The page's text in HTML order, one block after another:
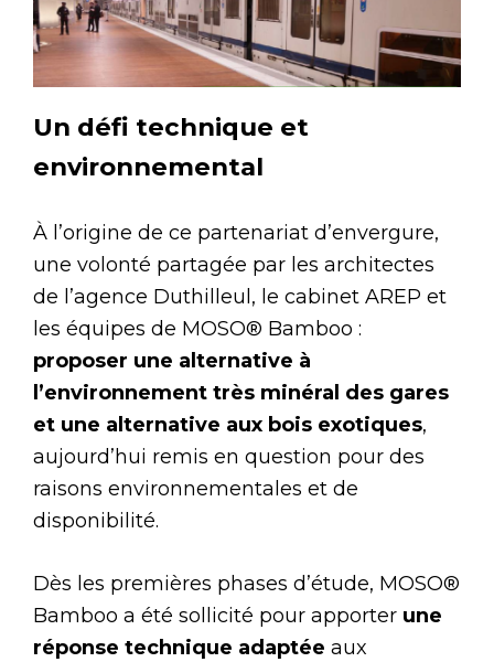
Un défi technique et
environnemental
À l’origine de ce partenariat d’envergure,
une volonté partagée par les architectes
de l’agence Duthilleul, le cabinet AREP et
les équipes de MOSO® Bamboo :
proposer une alternative à
l’environnement très minéral des gares
et une alternative aux bois exotiques,
aujourd’hui remis en question pour des
raisons environnementales et de
disponibilité.
Dès les premières phases d’étude, MOSO®
Bamboo a été sollicité pour apporter une
réponse technique adaptée aux